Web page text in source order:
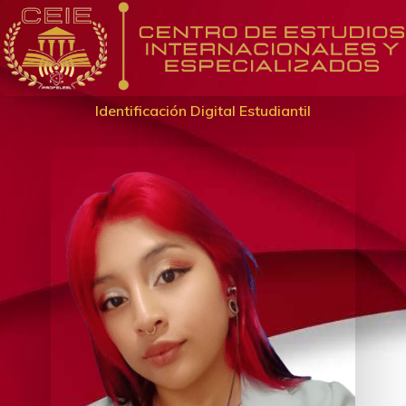
Identificación Digital Estudiantil
Nosotros